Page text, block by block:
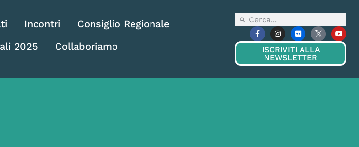
Incontri
Consiglio Regionale
2025
Collaboriamo
ISCRIVITI ALLA
NEWSLETTER